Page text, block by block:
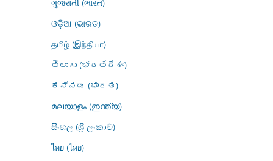
ગુજરાતી (ભારત)
ଓଡ଼ିଆ (ଭାରତ)
தமிழ் (இந்தியா)
తెలుగు (భారతదేశం)
ಕನ್ನಡ (ಭಾರತ)
മലയാളം (ഇന്ത്യ)
සිංහල (ශ්‍රී ලංකාව)
ไทย (ไทย)